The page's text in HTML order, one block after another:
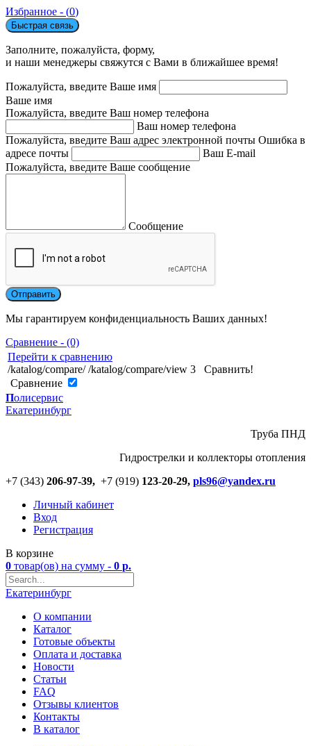
Избранное - (0)
Быстрая связь
Заполните, пожалуйста, форму,
и наши менеджеры свяжутся с Вами в ближайшее время!
Пожалуйста, введите Ваше имя
Ваше имя
Пожалуйста, введите Ваш номер телефона
Ваш номер телефона
Пожалуйста, введите Ваш адрес электронной почты Ошибка в
адресе почты
Ваш E-mail
Пожалуйста, введите Ваше сообщение
Сообщение
Мы гарантируем конфиденциальность Ваших данных!
Сравнение - (0)
Перейти к сравнению
/katalog/compare/ /katalog/compare/view 3
Сравнить!
Cравнение
Полисервис
Екатеринбург
Труба ПНД
Гидрострелки и коллекторы отопления
+7 (343) 206-97-39, +7 (919) 123-20-29, pls96@yandex.ru
Личный кабинет
Вход
Регистрация
В корзине
0 товар(ов) на сумму - 0 р.
Екатеринбург
О компании
Каталог
Готовые объекты
Оплата и доставка
Новости
Статьи
FAQ
Отзывы клиентов
Контакты
В каталог